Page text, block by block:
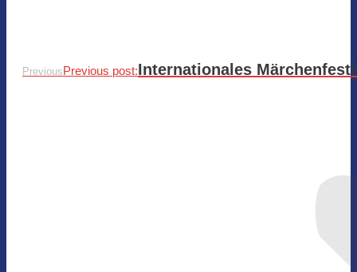
PreviousPrevious post:Internationales